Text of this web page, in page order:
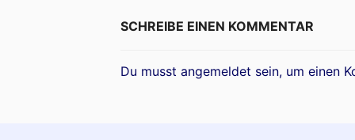
SCHREIBE EINEN KOMMENTAR
Du musst angemeldet sein, um einen